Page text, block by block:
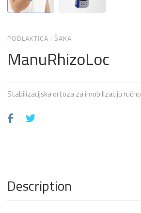
PODLAKTICA I ŠAKA
ManuRhizoLoc
Stabilizacijska ortoza za imobilizaciju
Description